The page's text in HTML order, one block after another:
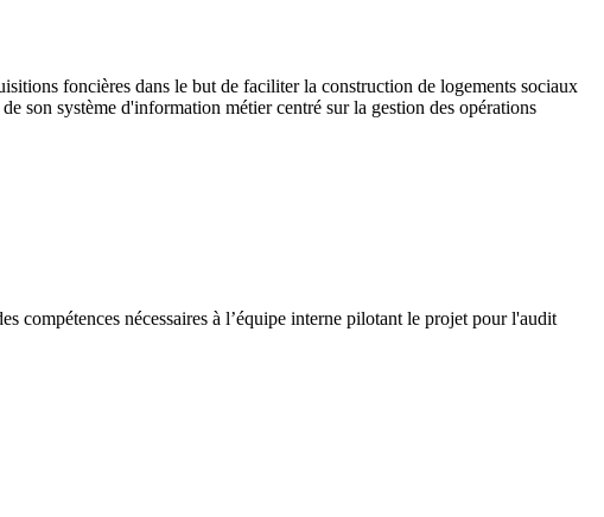
foncières dans le but de faciliter la construction de logements sociaux
son système d'information métier centré sur la gestion des opérations
compétences nécessaires à l’équipe interne pilotant le projet pour l'audit